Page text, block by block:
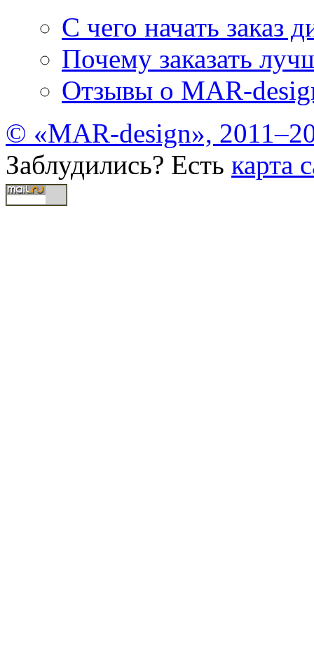
С чего начать заказ
Почему заказать
Отзывы о MAR-
© «MAR-design»,
Заблудились? Есть карта